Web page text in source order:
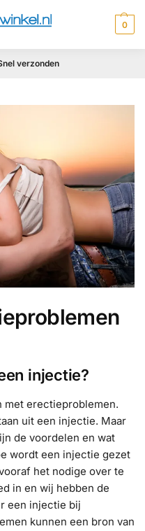
0
verzonden
injectie?
met erectieproblemen.
uit een injectie. Maar
de voordelen en wat
wordt een injectie gezet
het nodige over te
in en wij hebben de
een injectie bij
kunnen een bron van